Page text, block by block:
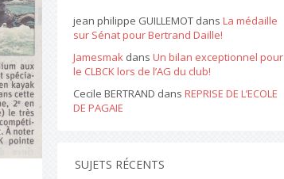
jean philippe GUILLEMOT dansLa médaille
sur Sénat pour Bertrand Daille!
Jamesmak dansUn bilan exceptionnel pour
le CLBCK lors de l’AG du club!
Cecile BERTRAND dansREPRISE DE L’ECOLE
DE PAGAIE
SUJETS RÉCENTS